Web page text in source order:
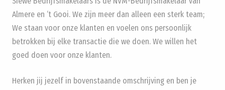
Almere en ‘t Gooi. We zijn meer dan alleen een sterk team;
We staan voor onze klanten en voelen ons persoonlijk
betrokken bij elke transactie die we doen. We willen het
goed doen voor onze klanten.
Herken jij jezelf in bovenstaande omschrijving en ben je